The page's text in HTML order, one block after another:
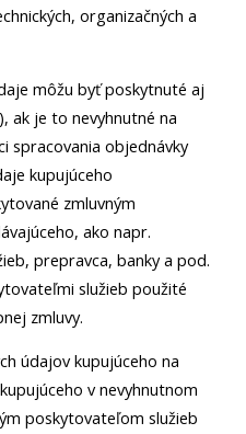
organizačných a
môžu byť poskytnuté aj
ak je to nevyhnutné na
spracovania objednávky
kupujúceho
zmluvným
ako napr.
prepravca, banky a pod.
služieb použité
zmluvy.
údajov kupujúceho na
v nevyhnutnom
poskytovateľom služieb